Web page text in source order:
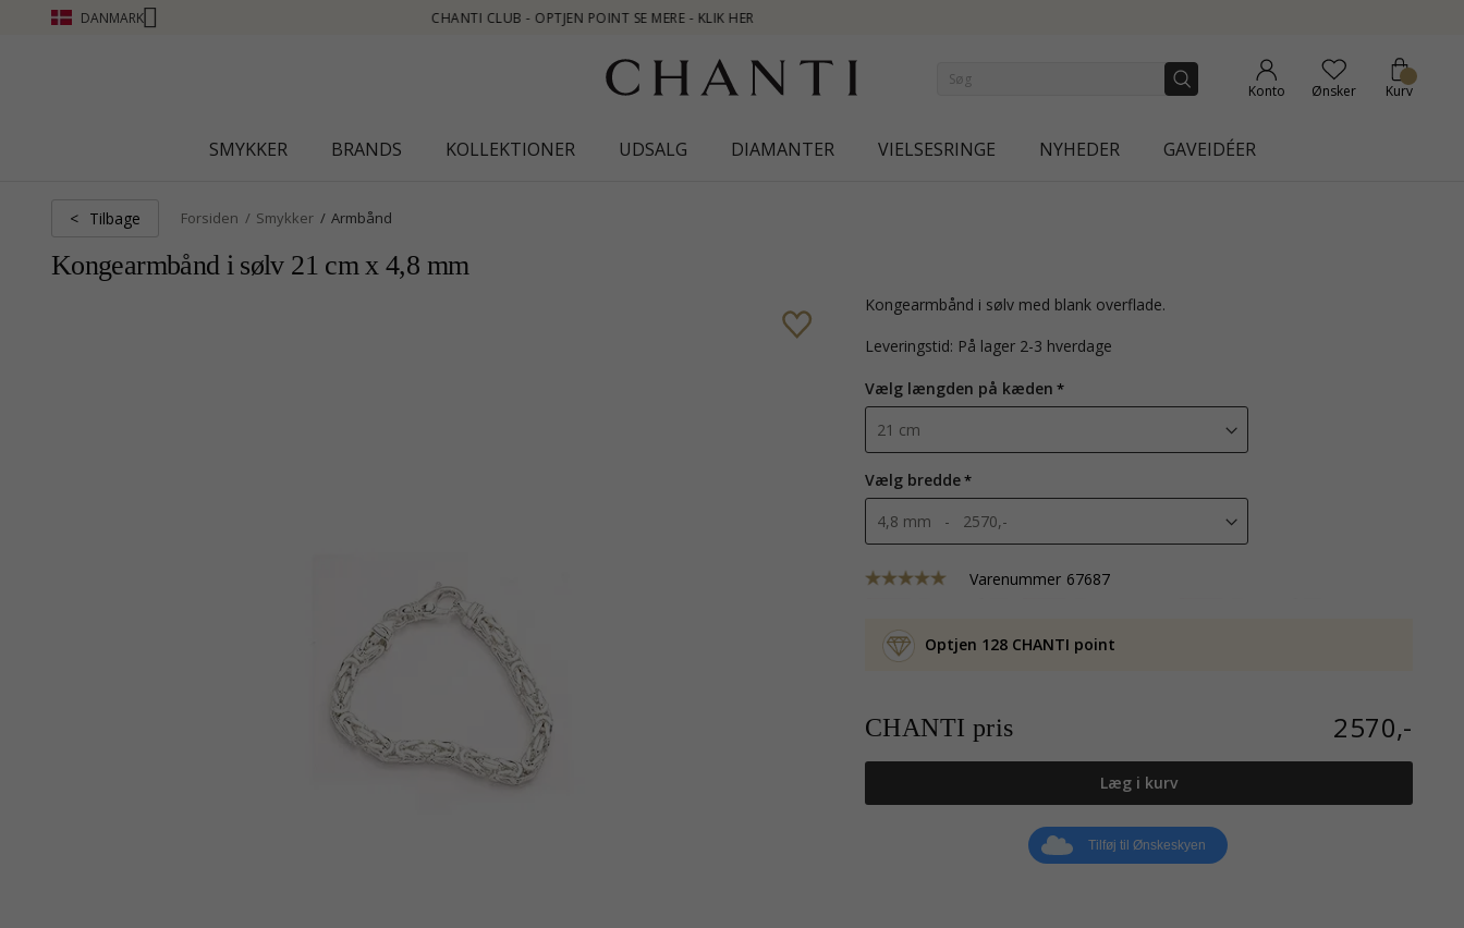
DANMARK
- OPTJEN POINT SE MERE - KLIK HER
Konto Ønsker Kurv
SMYKKER BRANDS KOLLEKTIONER UDSALG DIAMANTER VIELSESRINGE NYHEDER GAVEIDÉER
< Tilbage Forsiden Smykker Armbånd
Kongearmbånd i sølv 21 cm x 4,8 mm
kongearmbånd i sølv med blank overflade.
Leveringstid: På lager 2-3 hverdage
Vælg længden på kæden
Vælg bredde
Varenummer 67687
Optjen 128 CHANTI point
CHANTI pris 2570,-
Læg i kurv
Tilføj til Ønskeskyen